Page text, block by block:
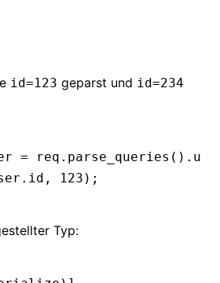
id=123 geparst und id=234
= req . parse_queries () .
. id, 123 );
Typ: